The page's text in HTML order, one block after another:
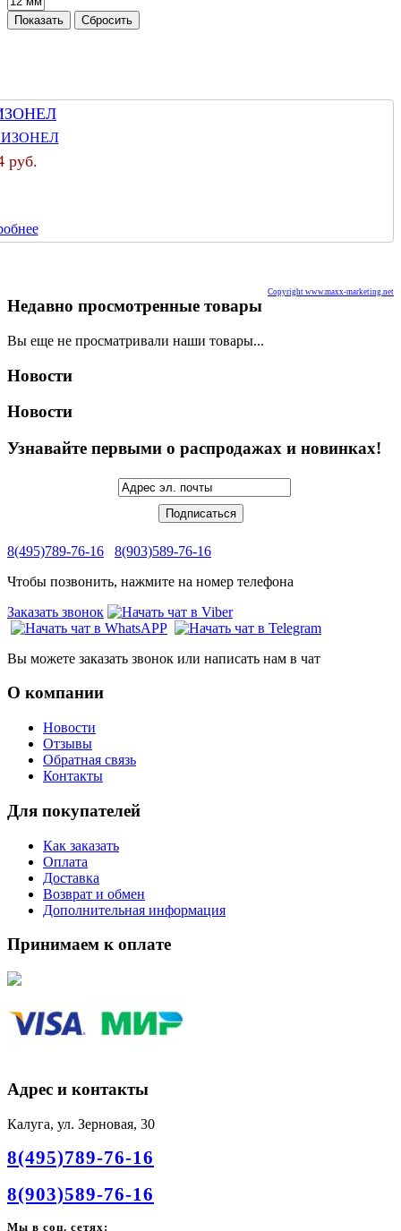
Показать Сбросить
руб.
Copyright www.maxx-marketing.net
Недавно просмотренные товары
Вы еще не просматривали наши товары...
Новости
Новости
Узнавайте первыми о распродажах и новинках!
8(495)789-76-16
8(903)589-76-16
Чтобы позвонить, нажмите на номер телефона
Заказать звонок
Вы можете заказать звонок или написать нам в чат
О компании
Новости
Отзывы
Обратная связь
Контакты
Для покупателей
Как заказать
Оплата
Доставка
Возврат и обмен
Дополнительная информация
Принимаем к оплате
Адрес и контакты
Калуга, ул. Зерновая, 30
8(495)789-76-16
8(903)589-76-16
Мы в соц. сетях: